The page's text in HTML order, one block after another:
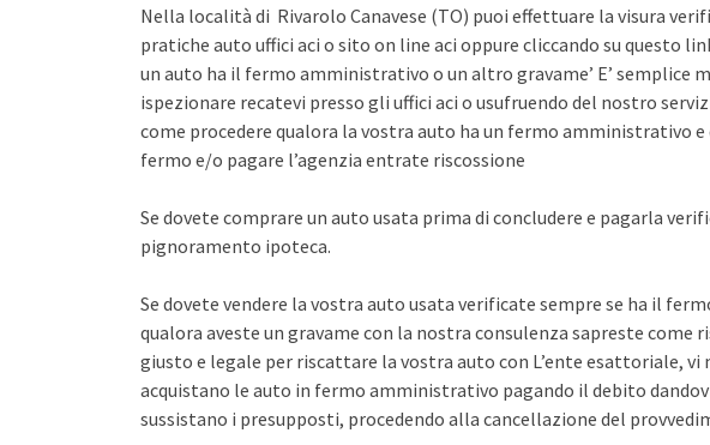
Nella località di Rivarolo Canavese (TO) puoi effettuare la visura
pratiche auto uffici aci o sito on line aci oppure cliccando su questo
un auto ha il fermo amministrativo o un altro gravame’ E’ semplice
ispezionare recatevi presso gli uffici aci o usufruendo del nostro
come procedere qualora la vostra auto ha un fermo amministrativo
fermo e/o pagare l’agenzia entrate riscossione
Se dovete comprare un auto usata prima di concludere e pagarla
pignoramento ipoteca.
Se dovete vendere la vostra auto usata verificate sempre se ha il
qualora aveste un gravame con la nostra consulenza sapreste come
giusto e legale per riscattare la vostra auto con L’ente esattoriale,
acquistano le auto in fermo amministrativo pagando il debito
sussistano i presupposti, procedendo alla cancellazione del